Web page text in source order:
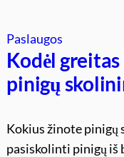
Paslaugos
Kodėl
pinigų
Kokius žinote pinigų
pasiskolinti pinigų iš